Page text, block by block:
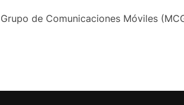
Grupo de Comunicaciones Móviles